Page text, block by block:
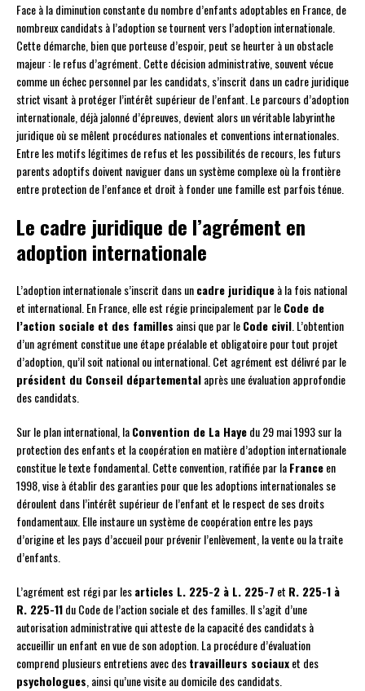
Face à la diminution constante du nombre d’enfants adoptables en France, de
nombreux candidats à l’adoption se tournent vers l’adoption internationale.
Cette démarche, bien que porteuse d’espoir, peut se heurter à un obstacle
majeur : le refus d’agrément. Cette décision administrative, souvent vécue
comme un échec personnel par les candidats, s’inscrit dans un cadre juridique
strict visant à protéger l’intérêt supérieur de l’enfant. Le parcours d’adoption
internationale, déjà jalonné d’épreuves, devient alors un véritable labyrinthe
juridique où se mêlent procédures nationales et conventions internationales.
Entre les motifs légitimes de refus et les possibilités de recours, les futurs
parents adoptifs doivent naviguer dans un système complexe où la frontière
entre protection de l’enfance et droit à fonder une famille est parfois ténue.
Le cadre juridique de l’agrément en
adoption internationale
L’adoption internationale s’inscrit dans uncadre juridiqueà la fois national
et international. En France, elle est régie principalement par leCode de
l’action sociale et des familles ainsi que par leCode civil. L’obtention
d’un agrément constitue une étape préalable et obligatoire pour tout projet
d’adoption, qu’il soit national ou international. Cet agrément est délivré par le
président du Conseil départementalaprès une évaluation approfondie
des candidats.
Sur le plan international, laConvention de La Hayedu 29 mai 1993 sur la
protection des enfants et la coopération en matière d’adoption internationale
constitue le texte fondamental. Cette convention, ratifiée par laFranceen
1998, vise à établir des garanties pour que les adoptions internationales se
déroulent dans l’intérêt supérieur de l’enfant et le respect de ses droits
fondamentaux. Elle instaure un système de coopération entre les pays
d’origine et les pays d’accueil pour prévenir l’enlèvement, la vente ou la traite
d’enfants.
L’agrément est régi par lesarticles L. 225-2 à L. 225-7 et R. 225-1 à
R. 225-11du Code de l’action sociale et des familles. Il s’agit d’une
autorisation administrative qui atteste de la capacité des candidats à
accueillir un enfant en vue de son adoption. La procédure d’évaluation
comprend plusieurs entretiens avec destravailleurs sociauxet des
psychologues, ainsi qu’une visite au domicile des candidats.